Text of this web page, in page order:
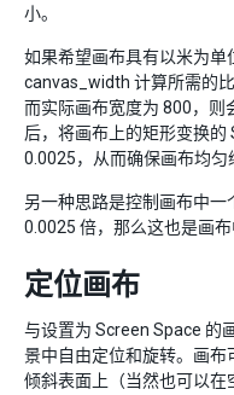
小。
如果希望画布具有以米为
canvas_width 计算所需的
而实际画布宽度为 800，则
后，将画布上的矩形变换的
0.0025，从而确保画布均匀
另一种思路是控制画布中一
0.0025 倍，那么这也是画
定位画布
与设置为 Screen Space 的
景中自由定位和旋转。画
倾斜表面上（当然也可以在